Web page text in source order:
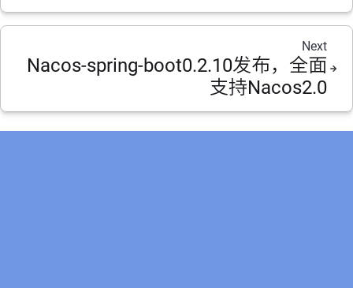
Next
Nacos-spring-boot0.2.10发布，全面
支持Nacos2.0